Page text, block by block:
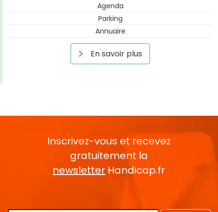
Agenda
Parking
Annuaire
En savoir plus
Inscrivez-vous et recevez
gratuitement la
newsletter Handicap.fr